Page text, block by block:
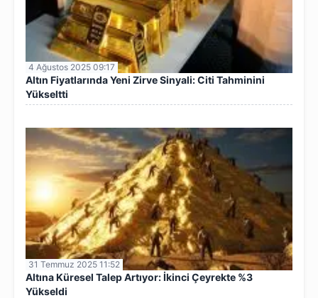
4 Ağustos 2025 09:17
Altın Fiyatlarında Yeni Zirve Sinyali: Citi Tahminini
Yükseltti
31 Temmuz 2025 11:52
Altına Küresel Talep Artıyor: İkinci Çeyrekte %3
Yükseldi